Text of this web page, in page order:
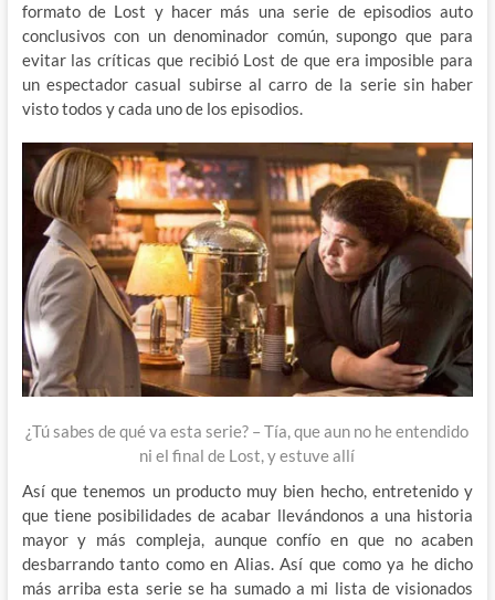
formato de Lost y hacer más una serie de episodios auto
conclusivos con un denominador común, supongo que para
evitar las críticas que recibió Lost de que era imposible para
un espectador casual subirse al carro de la serie sin haber
visto todos y cada uno de los episodios.
¿Tú sabes de qué va esta serie? – Tía, que aun no he entendido
ni el final de Lost, y estuve allí
Así que tenemos un producto muy bien hecho, entretenido y
que tiene posibilidades de acabar llevándonos a una historia
mayor y más compleja, aunque confío en que no acaben
desbarrando tanto como en Alias. Así que como ya he dicho
más arriba esta serie se ha sumado a mi lista de visionados